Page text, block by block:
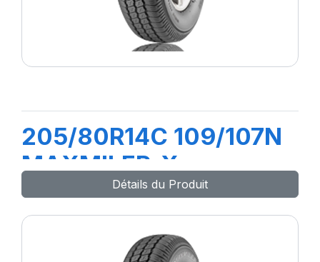
205/80R14C 109/107N
MAXMILER-X
Détails du Produit